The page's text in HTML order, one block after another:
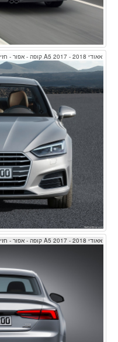
אאודי A5 2017 - 2018 קופה - אפור - חזית קדמית
אאודי A5 2017 - 2018 קופה - אפור - חזית אחורית